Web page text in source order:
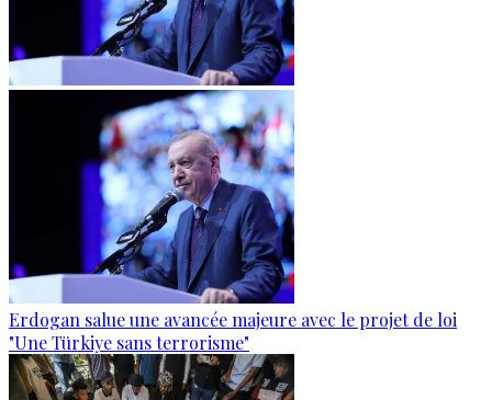
Erdogan salue une avancée majeure avec le projet de loi
"Une Türkiye sans terrorisme"